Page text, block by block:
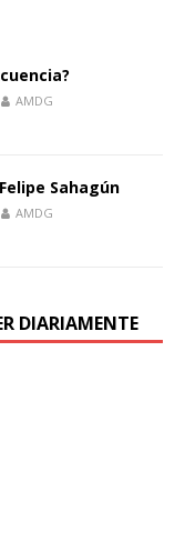
AMDG
Sahagún
AMDG
DIARIAMENTE